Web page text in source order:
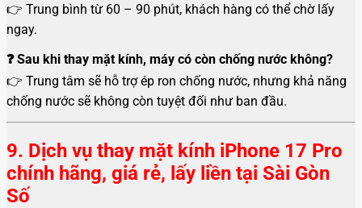
👉 Trung bình từ 60 – 90 phút, khách hàng có thể chờ lấy
ngay.
❓ Sau khi thay mặt kính, máy có còn chống nước không?
👉 Trung tâm sẽ hỗ trợ ép ron chống nước, nhưng khả năng
chống nước sẽ không còn tuyệt đối như ban đầu.
9. Dịch vụ thay mặt kính iPhone 17 Pro
chính hãng, giá rẻ, lấy liền tại Sài Gòn
Số